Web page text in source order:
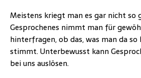
Meistens kriegt man es gar nicht so
Gesprochenes nimmt man für
hinterfragen, ob das, was man da
stimmt. Unterbewusst kann
bei uns auslösen.